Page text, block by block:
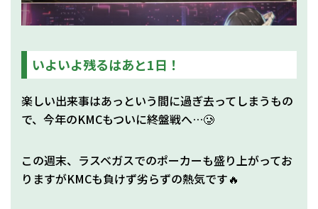
いよいよ残るはあと1日！
楽しい出来事はあっという間に過ぎ去ってしまうもの
で、今年のKMCもついに終盤戦へ…🥲
この週末、ラスベガスでのポーカーも盛り上がってお
りますがKMCも負けず劣らずの熱気です🔥